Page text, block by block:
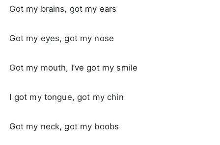
Got my brains, got my ears
Got my eyes, got my nose
Got my mouth, I’ve got my smile
I got my tongue, got my chin
Got my neck, got my boobs